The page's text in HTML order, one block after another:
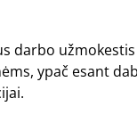
darbo
ypač esant